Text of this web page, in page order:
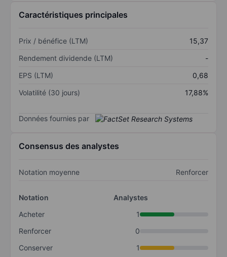
Caractéristiques principales
Prix / bénéfice (LTM)
15,37
Rendement dividende (LTM)
-
EPS (LTM)
0,68
Volatilité (30 jours)
17,88%
Données fournies par
Consensus des analystes
Notation moyenne Renforcer
Notation
Analystes
Acheter
1
Renforcer
0
Conserver
1